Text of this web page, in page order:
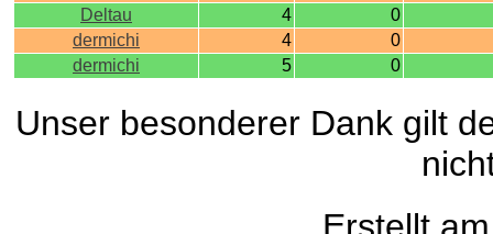
Deltau
4
0
dermichi
4
0
dermichi
5 0
Unser besonderer Dank gilt